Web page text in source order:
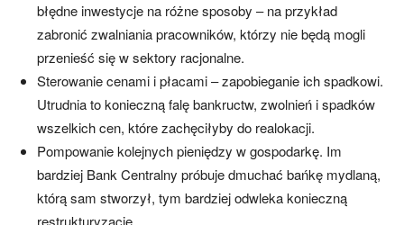
błędne inwestycje na różne sposoby – na przykład
zabronić zwalniania pracowników, którzy nie będą mogli
przenieść się w sektory racjonalne.
Sterowanie cenami i płacami – zapobieganie ich spadkowi.
Utrudnia to konieczną falę bankructw, zwolnień i spadków
wszelkich cen, które zachęciłyby do realokacji.
Pompowanie kolejnych pieniędzy w gospodarkę. Im
bardziej Bank Centralny próbuje dmuchać bańkę mydlaną,
którą sam stworzył, tym bardziej odwleka konieczną
restrukturyzację.